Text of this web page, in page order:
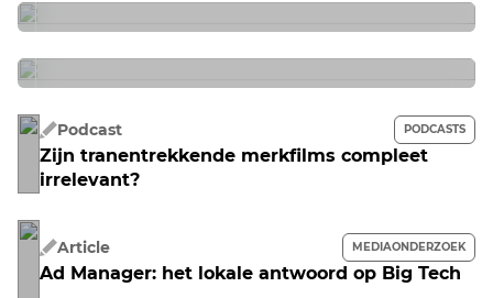
Podcast PODCASTS
Zijn tranentrekkende merkfilms compleet
irrelevant?
Article MEDIAONDERZOEK
Ad Manager: het lokale antwoord op Big Tech